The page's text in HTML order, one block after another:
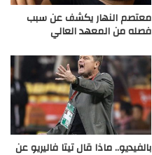
معتصم النهار يكشف عن سبب
فصله من المعهد العالي
بالفيديو.. ماذا قال تيتا فاليريو عن